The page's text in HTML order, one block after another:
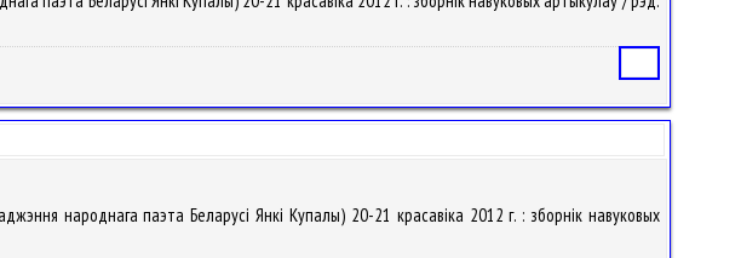
народнага паэта Беларусі Янкі Купалы) 20-21 красавіка 2012 г. : зборнік навуковых